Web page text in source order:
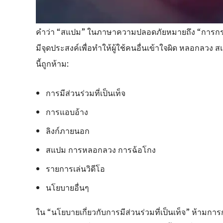
คำว่า “สแปม” ในภาษาความปลอดภัยหมายถึง “กา
มีจุดประสงค์เพื่อทำให้ผู้ใช้คนอื่นเข้าใจผิด หลอกลวง
นี้ถูกห้าม:
การมีส่วนร่วมที่เป็นเท็จ
การแอบอ้าง
ลิงก์ภายนอก
สแปม การหลอกลวง การฉ้อโกง
รายการเล่นวิดีโอ
นโยบายอื่นๆ
ใน “นโยบายเกี่ยวกับการมีส่วนร่วมที่เป็นเท็จ” ห้าม